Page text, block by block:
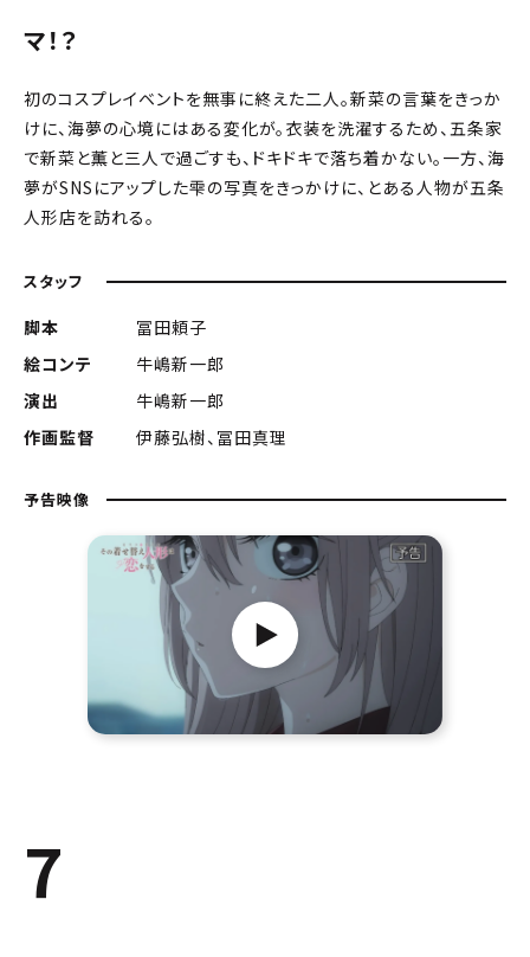
マ！？
初のコスプレイベントを無事に終えた二人。新菜の言葉をきっか
けに、海夢の心境にはある変化が。衣装を洗濯するため、五条家
で新菜と薫と三人で過ごすも、ドキドキで落ち着かない。一方、海
夢がSNSにアップした雫の写真をきっかけに、とある人物が五条
人形店を訪れる。
スタッフ
脚本
冨田頼子
絵コンテ
牛嶋新一郎
演出
牛嶋新一郎
作画監督
伊藤弘樹、冨田真理
予告映像
7